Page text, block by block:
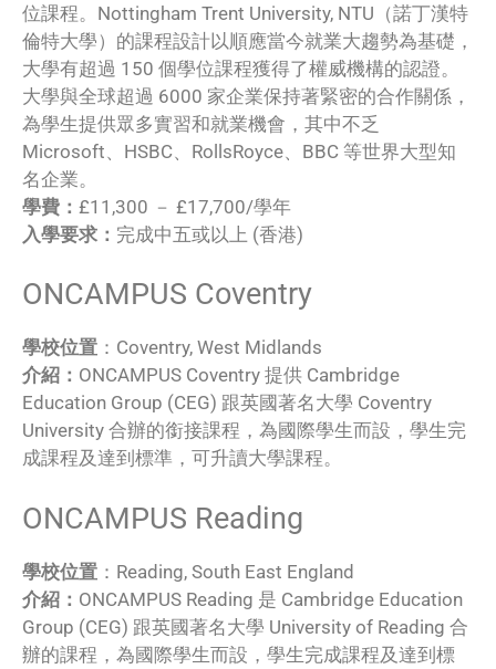
位課程。Nottingham Trent University, NTU（諾丁漢特
倫特大學）的課程設計以順應當今就業大趨勢為基礎，
大學有超過 150 個學位課程獲得了權威機構的認證。
大學與全球超過 6000 家企業保持著緊密的合作關係，
為學生提供眾多實習和就業機會，其中不乏
Microsoft、HSBC、RollsRoyce、BBC 等世界大型知
名企業。
學費： £11,300 － £17,700/學年
入學要求： 完成中五或以上 (香港)
ONCAMPUS Coventry
學校位置 ：Coventry, West Midlands
介紹： ONCAMPUS Coventry 提供 Cambridge
Education Group (CEG) 跟英國著名大學 Coventry
University 合辦的銜接課程，為國際學生而設，學生完
成課程及達到標準，可升讀大學課程。
ONCAMPUS Reading
學校位置 ：Reading, South East England
介紹： ONCAMPUS Reading 是 Cambridge Education
Group (CEG) 跟英國著名大學 University of Reading 合
辦的課程，為國際學生而設，學生完成課程及達到標